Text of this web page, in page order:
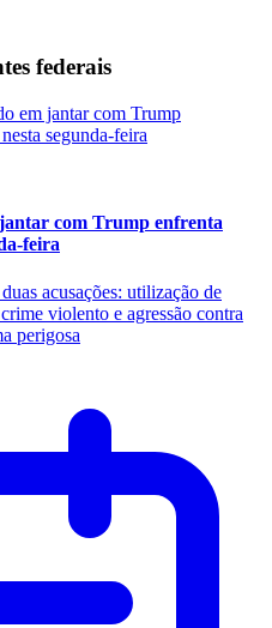
federais
com Trump enfrenta
feira
acusações: utilização de
violento e agressão contra
perigosa